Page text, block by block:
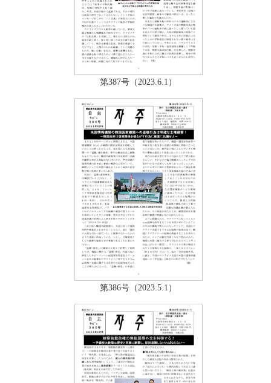
第387号（2023.6.1）
第386号（2023.5.1）